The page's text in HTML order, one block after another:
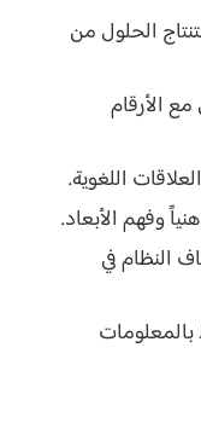
الحلول من
الأرقام
اللغوية.
وفهم الأبعاد.
النظام في
بالمعلومات